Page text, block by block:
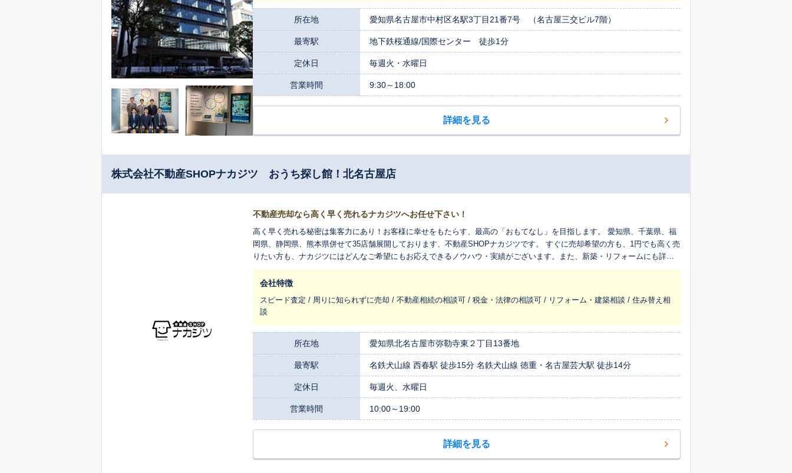
だきます。 是非、三交の仲介「すまいる」、買取「モア」をご利用下さい。 不動産のご売却、ご購入、不動産のご相続な
ど、不動産について何なりとお気軽にお問合せください。案件によって提携の税理士、司法書士も紹介させていただきま
所在地 愛知県名古屋市中村区名駅3丁目21番7号 （名古屋三交ビル7階）
最寄駅 地下鉄桜通線/国際センター 徒歩1分
定休日 毎週火・水曜日
営業時間 9:30～18:00
詳細を見る
株式会社不動産SHOPナカジツ おうち探し館！北名古屋店
不動産売却なら高く早く売れるナカジツへお任せ下さい！
高く早く売れる秘密は集客力にあり！お客様に幸せをもたらす、最高の「おもてなし」を目指します。 愛知県、千葉県、福
岡県、静岡県、熊本県併せて35店舗展開しております、不動産SHOPナカジツです。 すぐに売却希望の方も、1円でも高く売
りたい方も、ナカジツにはどんなご希望にもお応えできるノウハウ・実績がございます。また、新築・リフォームにも詳し
いスタッフが大切な不動産に更なる付加価値を付け、お客様にご提案させて頂きます。
会社特徴
スピード査定 / 周りに知られずに売却 / 不動産相続の相談可 / 税金・法律の相談可 / リフォーム・建築相談 / 住み替え相
談
所在地 愛知県北名古屋市弥勒寺東２丁目13番地
最寄駅 名鉄犬山線 西春駅 徒歩15分 名鉄犬山線 徳重・名古屋芸大駅 徒歩14分
定休日 毎週火、水曜日
営業時間 10:00～19:00
詳細を見る